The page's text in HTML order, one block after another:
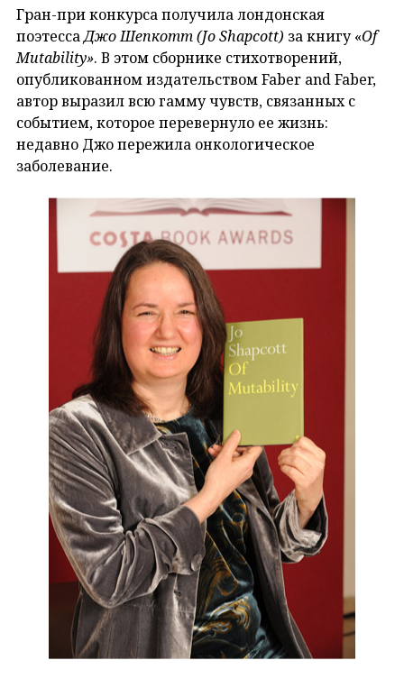
Гран-при конкурса получила лондонская
поэтессаДжо Шепкотт (Jo Shapcott) за книгу «Of
Mutability». В этом сборнике стихотворений,
опубликованном издательством Faber and Faber,
автор выразил всю гамму чувств, связанных с
событием, которое перевернуло ее жизнь:
недавно Джо пережила онкологическое
заболевание.